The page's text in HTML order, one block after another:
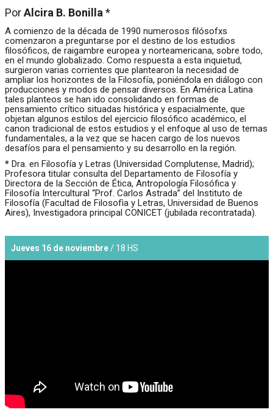
PorAlcira B. Bonilla *
A comienzo de la década de 1990 numerosos filósofxs
comenzaron a preguntarse por el destino de los estudios
filosóficos, de raigambre europea y norteamericana, sobre todo,
en el mundo globalizado. Como respuesta a esta inquietud,
surgieron varias corrientes que plantearon la necesidad de
ampliar los horizontes de la Filosofía, poniéndola en diálogo con
producciones y modos de pensar diversos. En América Latina
tales planteos se han ido consolidando en formas de
pensamiento crítico situadas histórica y espacialmente, que
objetan algunos estilos del ejercicio filosófico académico, el
canon tradicional de estos estudios y el enfoque al uso de temas
fundamentales, a la vez que se hacen cargo de los nuevos
desafíos para el pensamiento y su desarrollo en la región.
* Dra. en Filosofía y Letras (Universidad Complutense, Madrid);
Profesora titular consulta del Departamento de Filosofía y
Directora de la Sección de Ética, Antropología Filosófica y
Filosofía Intercultural “Prof. Carlos Astrada” del Instituto de
Filosofía (Facultad de Filosofìa y Letras, Universidad de Buenos
Aires), Investigadora principal CONICET (jubilada recontratada).
Jueves 16 de noviembre/ 18 HS